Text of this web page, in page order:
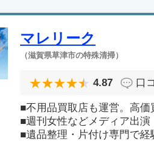
マレリーク
（滋賀県草津市の特殊清掃）
4.87 口
■不用品買取店も運営。高価
■週刊女性などメディア出演
■遺品整理・片付け専門で経